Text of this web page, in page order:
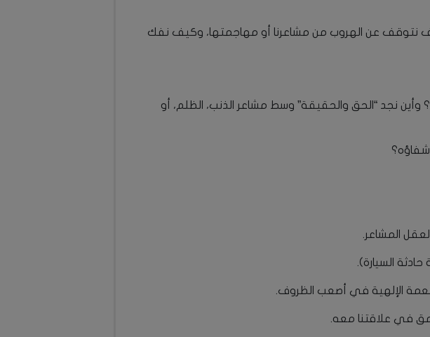
عن الهروب من مشاعرنا أو مهاجمتها، وكيف نفك
نجد “الحق والحقيقة” وسط مشاعر الذنب، الظلم، أو
المشاعر.
السيارة).
الإلهية في أصعب الظروف.
في علاقتنا معه.